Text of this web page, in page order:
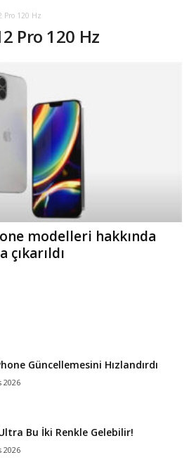
Pro 120 Hz
Pro 120 Hz
modelleri hakkında
Güncellemesini Hızlandırdı
2026
Bu İki Renkle Gelebilir!
2026